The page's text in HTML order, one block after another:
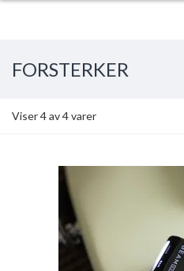
FORSTERKER
Viser4av4varer